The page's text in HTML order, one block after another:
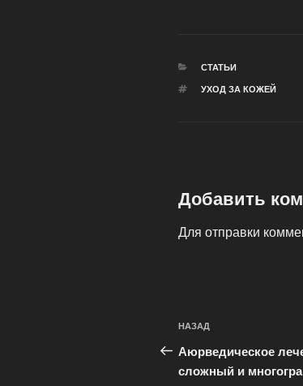
РУБРИКИ
СТАТЬИ
МЕТКИ
УХОД ЗА КОЖЕЙ
Добавить
Для отправки
Навигация
по
записям
Предыдущая
запись:
НАЗАД
Аюрведическое
сложный и